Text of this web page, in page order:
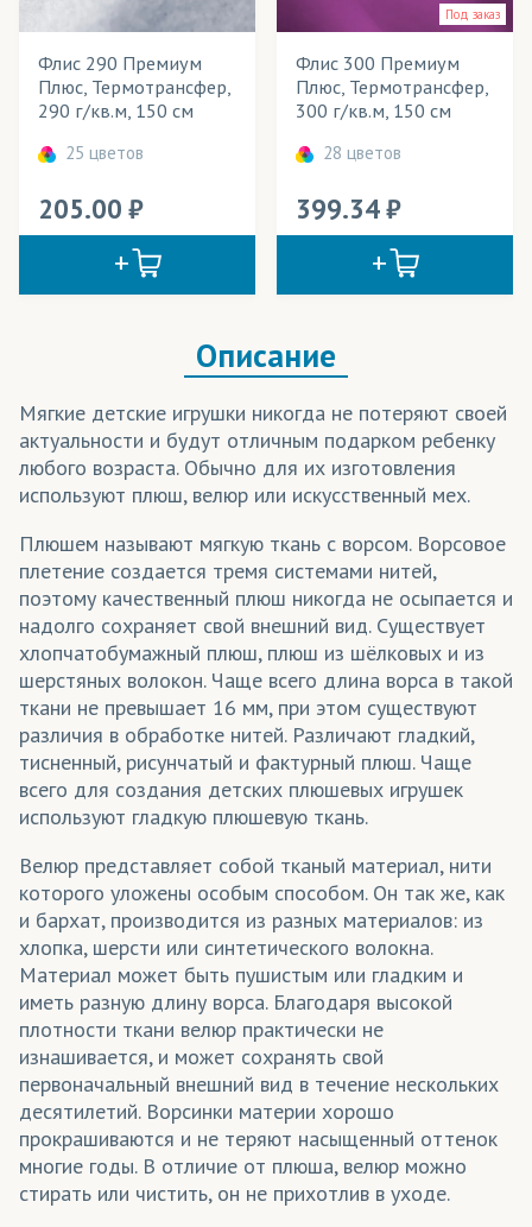
Пледы
Подклады для одежды
Спортивная форма
Спортивные костюмы
Сувениры
Термобелье
Шапки
Шарфы
Элементы одежды
Флис 290 Премиум
Плюс, Термотрансфер,
290 г/кв.м, 150 см
25 цветов
205.00
Под заказ
Флис 300 Премиум
Плюс, Термотрансфер,
300 г/кв.м, 150 см
28 цветов
399.34
Описание
Мягкие детские игрушки никогда не потеряют своей
актуальности и будут отличным подарком ребенку
любого возраста. Обычно для их изготовления
используют плюш, велюр или искусственный мех.
Плюшем называют мягкую ткань с ворсом. Ворсовое
плетение создается тремя системами нитей,
поэтому качественный плюш никогда не осыпается и
надолго сохраняет свой внешний вид. Существует
хлопчатобумажный плюш, плюш из шёлковых и из
шерстяных волокон. Чаще всего длина ворса в такой
ткани не превышает 16 мм, при этом существуют
различия в обработке нитей. Различают гладкий,
тисненный, рисунчатый и фактурный плюш. Чаще
всего для создания детских плюшевых игрушек
используют гладкую плюшевую ткань.
Велюр представляет собой тканый материал, нити
которого уложены особым способом. Он так же, как
и бархат, производится из разных материалов: из
хлопка, шерсти или синтетического волокна.
Материал может быть пушистым или гладким и
иметь разную длину ворса. Благодаря высокой
плотности ткани велюр практически не
изнашивается, и может сохранять свой
первоначальный внешний вид в течение нескольких
десятилетий. Ворсинки материи хорошо
прокрашиваются и не теряют насыщенный оттенок
многие годы. В отличие от плюша, велюр можно
стирать или чистить, он не прихотлив в уходе.